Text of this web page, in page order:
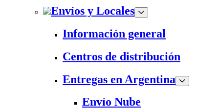
Envíos y Locales
Información general
Centros de distribución
Entregas en Argentina
Envío Nube